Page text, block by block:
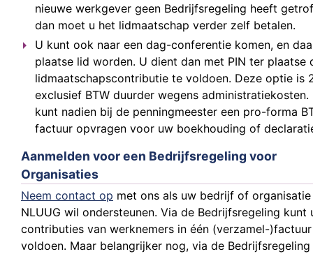
nieuwe werkgever geen Bedrijfsregeling heeft
dan moet u het lidmaatschap verder zelf betalen.
U kunt ook naar een dag-conferentie komen, en
plaatse lid worden. U dient dan met PIN ter plaatse
lidmaatschapscontributie te voldoen. Deze optie is
exclusief BTW duurder wegens administratiekosten.
kunt nadien bij de penningmeester een pro-forma
factuur opvragen voor uw boekhouding of
Aanmelden voor een Bedrijfsregeling voor
Organisaties
Neem contact op met ons als uw bedrijf of
NLUUG wil ondersteunen. Via de Bedrijfsregeling kunt
contributies van werknemers in één (verzamel-)factuur
voldoen. Maar belangrijker nog, via de Bedrijfsregeling